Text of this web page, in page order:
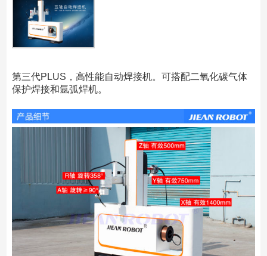
第三代PLUS，高性能自动焊接机。可搭配二氧化碳气体
保护焊接和氩弧焊机。